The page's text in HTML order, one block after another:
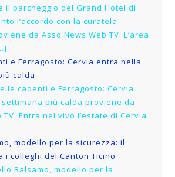
il parcheggio del Grand Hotel di
l’accordo con la curatela
da Asso News Web TV. L’area
e Ferragosto: Cervia entra nella
calda
cadenti e Ferragosto: Cervia
più calda proviene da
TV. Entra nel vivo l’estate di Cervia
modello per la sicurezza: il
i colleghi del Canton Ticino
Balsamo, modello per la